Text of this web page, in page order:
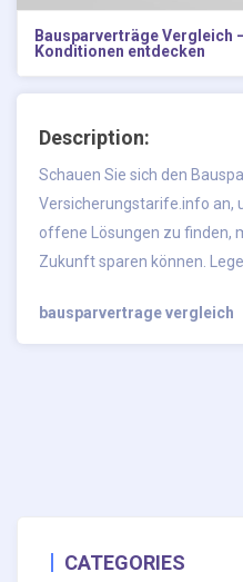
Bausparverträge Vergleich
Konditionen entdecken
Description:
Schauen Sie sich den
Versicherungstarife.info an,
offene Lösungen zu finden,
Zukunft sparen können.
bausparvertrage vergleich
CATEGORIES